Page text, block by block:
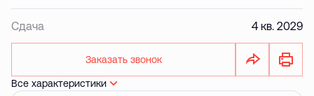
Сдача 4 кв. 2029
Заказать звонок
Все характеристики